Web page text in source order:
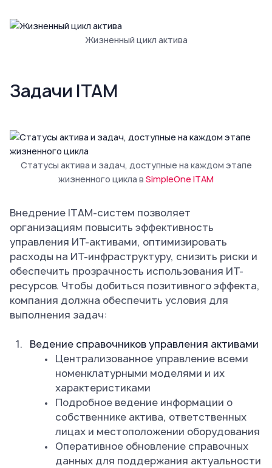
Жизненный цикл актива
Задачи ITAM
Статусы актива и задач, доступные на каждом этапе
жизненного цикла в SimpleOne ITAM
Внедрение ITAM-систем позволяет
организациям повысить эффективность
управления ИТ-активами, оптимизировать
расходы на ИТ-инфраструктуру, снизить риски и
обеспечить прозрачность использования ИТ-
ресурсов. Чтобы добиться позитивного эффекта,
компания должна обеспечить условия для
выполнения задач:
Ведение справочников управления активами
Централизованное управление всеми
номенклатурными моделями и их
характеристиками
Подробное ведение информации о
собственнике актива, ответственных
лицах и местоположении оборудования
Оперативное обновление справочных
данных для поддержания актуальности